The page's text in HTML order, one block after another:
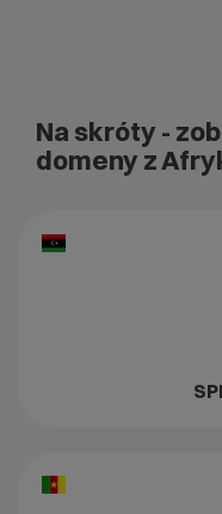
Na skróty -
domeny z